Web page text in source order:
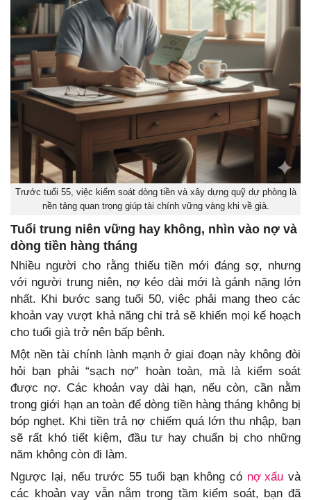
Trước tuổi 55, việc kiểm soát dòng tiền và xây dựng quỹ dự phòng là
nền tảng quan trọng giúp tài chính vững vàng khi về già.
Tuổi trung niên vững hay không, nhìn vào nợ và
dòng tiền hàng tháng
Nhiều người cho rằng thiếu tiền mới đáng sợ, nhưng
với người trung niên, nợ kéo dài mới là gánh nặng lớn
nhất. Khi bước sang tuổi 50, việc phải mang theo các
khoản vay vượt khả năng chi trả sẽ khiến mọi kế hoạch
cho tuổi già trở nên bấp bênh.
Một nền tài chính lành mạnh ở giai đoạn này không đòi
hỏi bạn phải “sạch nợ” hoàn toàn, mà là kiểm soát
được nợ. Các khoản vay dài hạn, nếu còn, cần nằm
trong giới hạn an toàn để dòng tiền hàng tháng không bị
bóp nghẹt. Khi tiền trả nợ chiếm quá lớn thu nhập, bạn
sẽ rất khó tiết kiệm, đầu tư hay chuẩn bị cho những
năm không còn đi làm.
Ngược lại, nếu trước 55 tuổi bạn không có nợ xấu và
các khoản vay vẫn nằm trong tầm kiểm soát, bạn đã